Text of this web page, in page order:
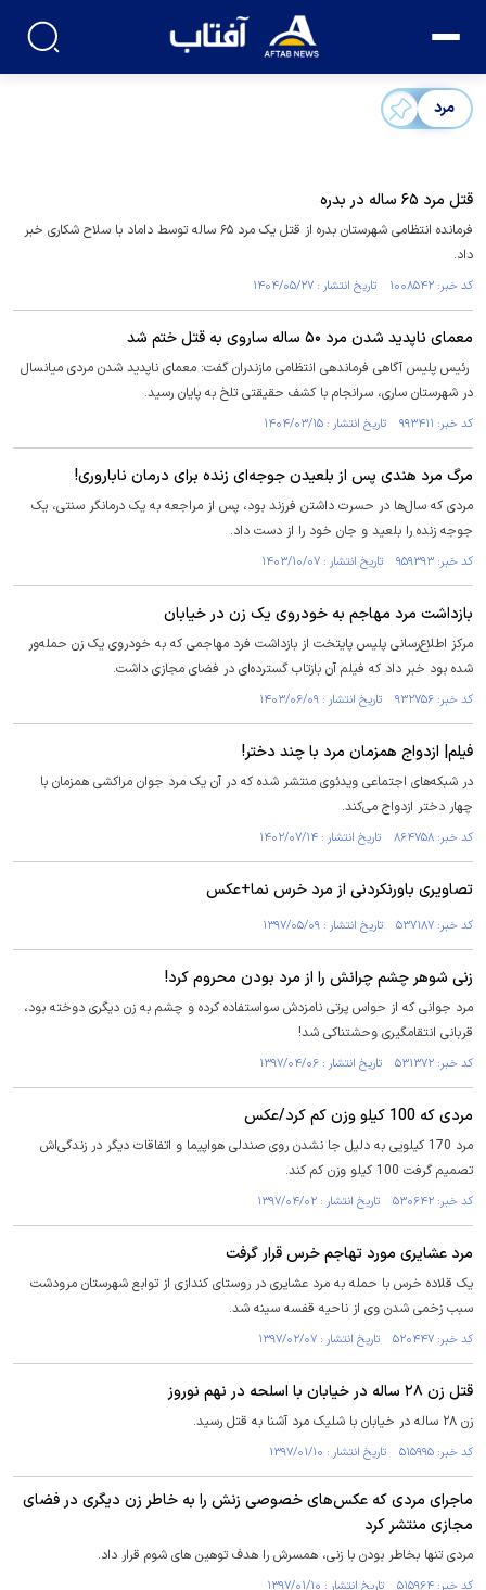
مرد
قتل مرد ۶۵ ساله در بدره
فرمانده انتظامی شهرستان بدره از قتل یک مرد ۶۵ ساله توسط داماد با سلاح شکاری خبر
داد.
کد خبر: ۱۰۰۸۵۴۲ تاریخ انتشار : ۱۴۰۴/۰۵/۲۷
معمای ناپدید شدن مرد ۵۰ ساله ساروی به قتل ختم شد
رئیس پلیس آگاهی فرماندهی انتظامی مازندران گفت: معمای ناپدید شدن مردی میانسال
در شهرستان ساری، سرانجام با کشف حقیقتی تلخ به پایان رسید.
کد خبر: ۹۹۳۴۱۱ تاریخ انتشار : ۱۴۰۴/۰۳/۱۵
مرگ مرد هندی پس از بلعیدن جوجه‌ای زنده برای درمان ناباروری!
مردی که سال‌ها در حسرت داشتن فرزند بود، پس از مراجعه به یک درمانگر سنتی، یک
جوجه زنده را بلعید و جان خود را از دست داد.
کد خبر: ۹۵۹۳۹۳ تاریخ انتشار : ۱۴۰۳/۱۰/۰۷
بازداشت مرد مهاجم به خودروی یک زن در خیابان
مرکز اطلاع‌رسانی پلیس پایتخت از بازداشت فرد مهاجمی که به خودروی یک زن حمله‌ور
شده بود خبر داد که فیلم آن بازتاب گسترده‌ای در فضای مجازی داشت.
کد خبر: ۹۳۲۷۵۶ تاریخ انتشار : ۱۴۰۳/۰۶/۰۹
فیلم| ازدواج همزمان مرد با چند دختر!
در شبکه‌های اجتماعی ویدئوی منتشر شده که در آن یک مرد جوان مراکشی همزمان با
چهار دختر ازدواج می‌کند.
کد خبر: ۸۶۴۷۵۸ تاریخ انتشار : ۱۴۰۲/۰۷/۱۴
تصاویری باورنکردنی از مرد خرس نما+عکس
کد خبر: ۵۳۷۱۸۷ تاریخ انتشار : ۱۳۹۷/۰۵/۰۹
زنی شوهر چشم چرانش را از مرد بودن محروم کرد!
مرد جوانی که از حواس پرتی نامزدش سواستفاده کرده و چشم به زن دیگری دوخته بود،
قربانی انتقامگیری وحشتناکی شد!
کد خبر: ۵۳۱۳۷۲ تاریخ انتشار : ۱۳۹۷/۰۴/۰۶
مردی که 100 کیلو وزن کم کرد/عکس
مرد 170 کیلویی به دلیل جا نشدن روی صندلی هواپیما و اتفاقات دیگر در زندگی‌اش
تصمیم گرفت 100 کیلو وزن کم کند.
کد خبر: ۵۳۰۶۴۲ تاریخ انتشار : ۱۳۹۷/۰۴/۰۲
مرد عشایری مورد تهاجم خرس قرار گرفت
یک قلاده خرس با حمله به مرد عشایری در روستای کندازی از توابع شهرستان مرودشت
سبب زخمی شدن وی از ناحیه قفسه سینه شد.
کد خبر: ۵۲۰۴۴۷ تاریخ انتشار : ۱۳۹۷/۰۲/۰۷
قتل زن ۲۸ ساله در خیابان با اسلحه در نهم نوروز
زن ۲۸ ساله در خیابان با شلیک مرد آشنا به قتل رسید.
کد خبر: ۵۱۵۹۹۵ تاریخ انتشار : ۱۳۹۷/۰۱/۱۰
ماجرای مردی که عکس‌های خصوصی زنش را به خاطر زن دیگری در فضای
مجازی منتشر کرد
مردی تنها بخاطر بودن با زنی، همسرش را هدف توهین های شوم قرار داد.
کد خبر: ۵۱۵۹۶۴ تاریخ انتشار : ۱۳۹۷/۰۱/۱۰